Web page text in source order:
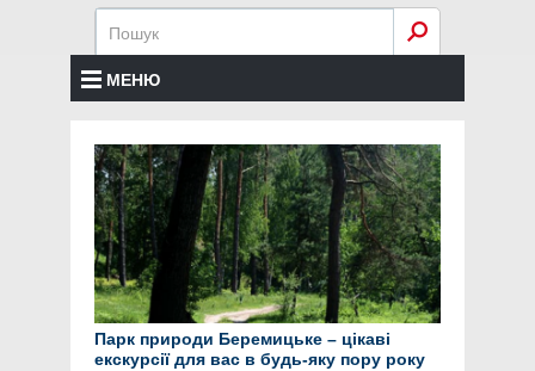
МЕНЮ
Парк природи Беремицьке – цікаві
екскурсії для вас в будь-яку пору року